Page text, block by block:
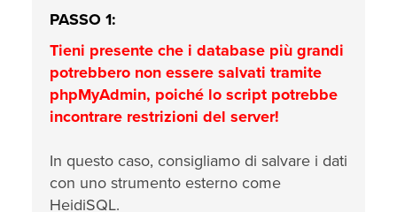
PASSO 1:
Tieni presente che i database più grandi
potrebbero non essere salvati tramite
phpMyAdmin, poiché lo script potrebbe
incontrare restrizioni del server!
In questo caso, consigliamo di salvare i dati
con uno strumento esterno come
HeidiSQL.